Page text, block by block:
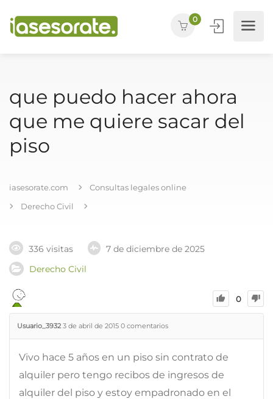
0
que puedo hacer ahora
que me quiere sacar del
piso
iasesorate.com
Consultas legales online
Derecho Civil
336 visitas
7 de diciembre de 2025
Derecho Civil
0
Usuario_3932 3 de abril de 2015 0 comentarios
Vivo hace 5 años en un piso sin contrato de
alquiler pero tengo recibos de ingresos de
alquiler del piso y estoy empadronado en el